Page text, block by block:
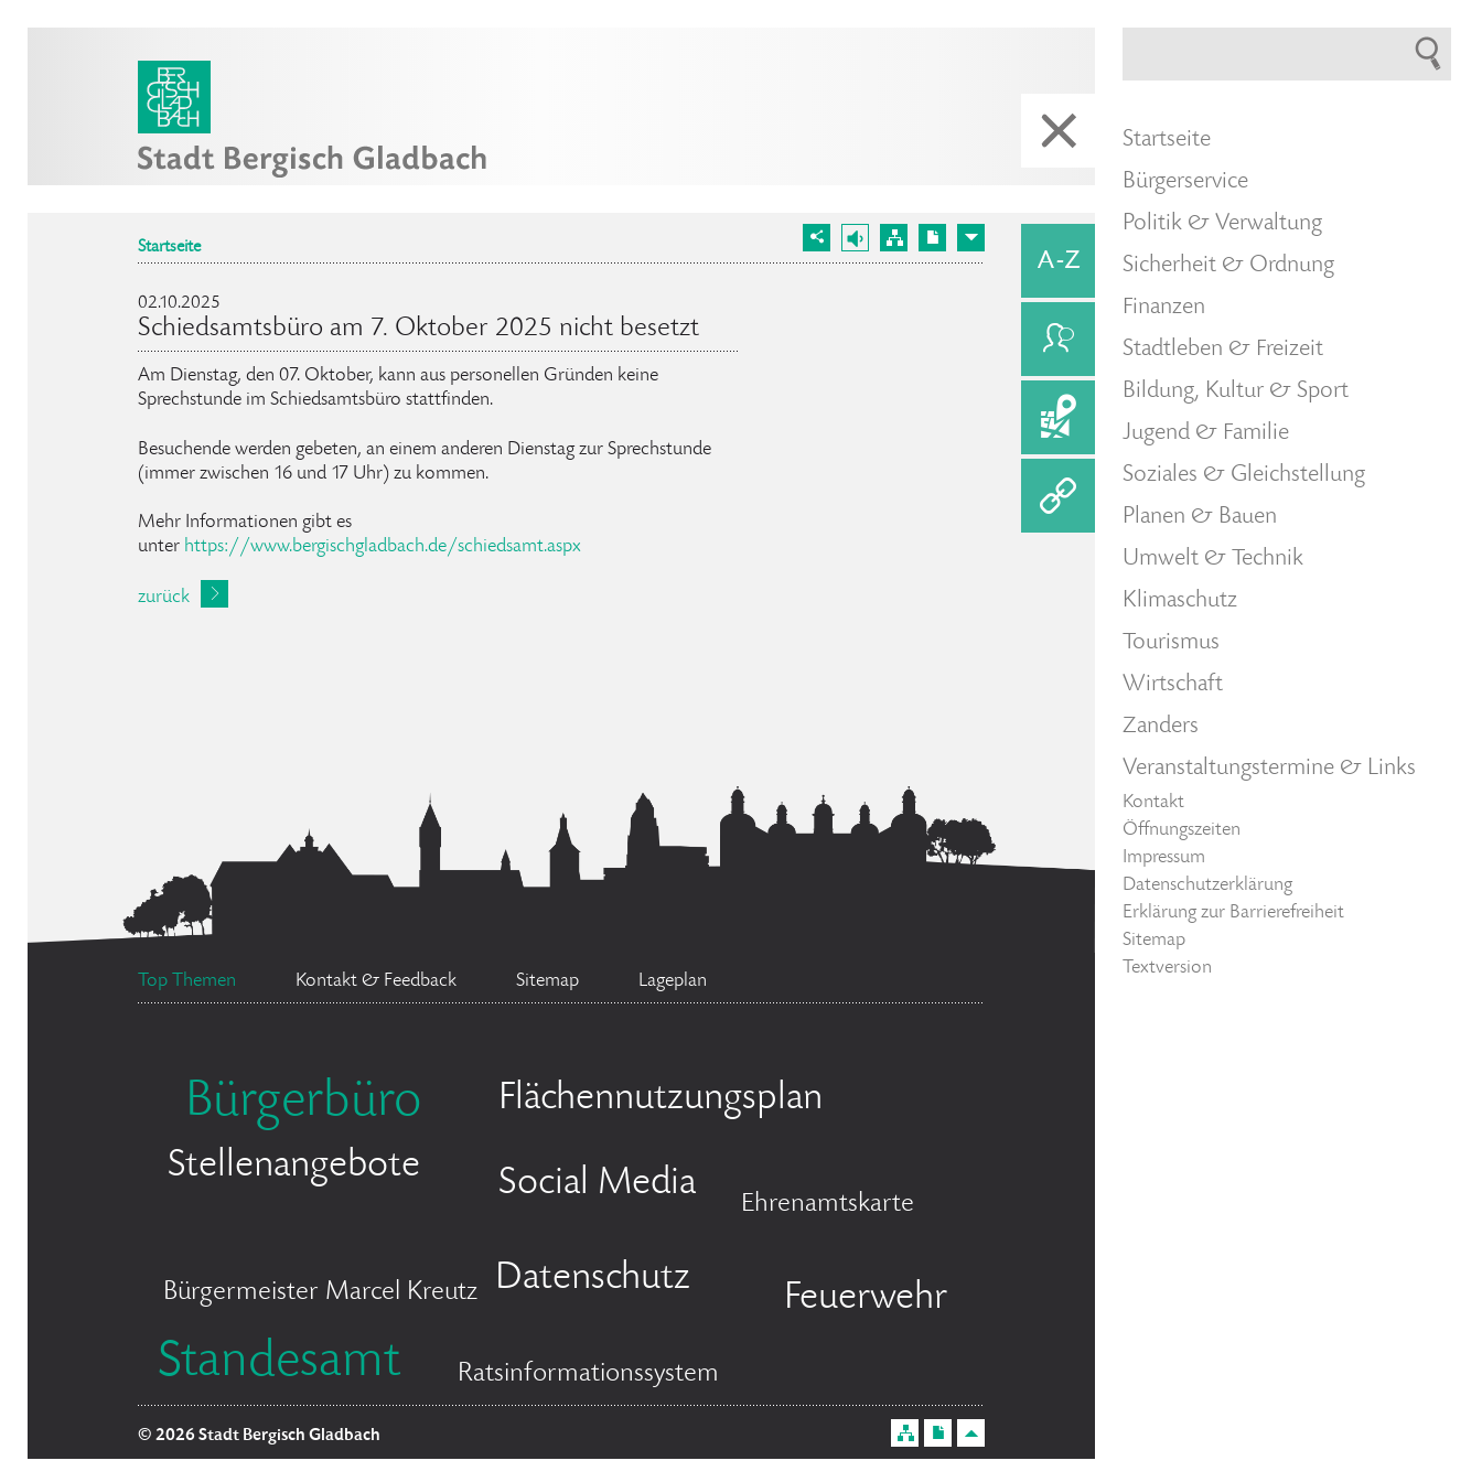
Startseite
02.10.2025
Schiedsamtsbüro am 7. Oktober 2025 nicht besetzt
Am Dienstag, den 07. Oktober, kann aus personellen Gründen keine
Sprechstunde im Schiedsamtsbüro stattfinden.
Besuchende werden gebeten, an einem anderen Dienstag zur Sprechstunde
(immer zwischen 16 und 17 Uhr) zu kommen.
Mehr Informationen gibt es
unter https://www.bergischgladbach.de/schiedsamt.aspx
zurück
Top Themen Kontakt & Feedback Sitemap Lageplan
Bürgerbüro
Flächennutzungsplan
Stellenangebote
Social Media
Ehrenamtskarte
Bürgermeister Marcel Kreutz Datenschutz Feuerwehr
Standesamt Ratsinformationssystem
© 2026 Stadt Bergisch Gladbach
Startseite
Bürgerservice
Politik & Verwaltung
Sicherheit & Ordnung
Finanzen
Stadtleben & Freizeit
Bildung, Kultur & Sport
Jugend & Familie
Soziales & Gleichstellung
Planen & Bauen
Umwelt & Technik
Klimaschutz
Tourismus
Wirtschaft
Zanders
Veranstaltungstermine & Links
Kontakt
Öffnungszeiten
Impressum
Datenschutzerklärung
Erklärung zur Barrierefreiheit
Sitemap
Textversion